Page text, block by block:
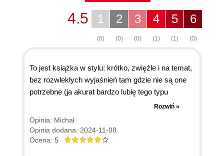
6
(0)
5
(1)
4
(1)
3
(0)
2
(0)
1
(0)
4.5
To jest książka w stylu: krótko, zwięźle i na temat,
bez rozwlekłych wyjaśnień tam gdzie nie są one
potrzebne (ja akurat bardzo lubię tego typu
pozycje). Przerobienie książki zajmie od 1 do max
4 dni. Jeżeli ktoś jest początkujący to myślę, że
sprawnie przerobi podstawy, jak ktoś jest
zaawansowany, to nadal myślę, że najdzie parę
Rozwiń »
Opinia: Michał
Opinia dodana: 2024-11-08
Ocena: 5